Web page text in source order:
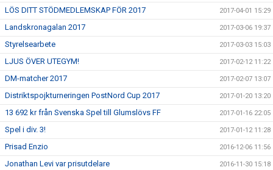
LÖS DITT STÖDMEDLEMSKAP FÖR 2017 2017-04-01 15:29
Landskronagalan 2017 2017-03-06 19:37
Styrelsearbete 2017-03-03 15:03
LJUS ÖVER UTEGYM! 2017-02-12 11:22
DM-matcher 2017 2017-02-07 13:07
Distriktspojkturneringen PostNord Cup 2017 2017-01-20 13:20
13 692 kr från Svenska Spel till Glumslövs FF 2017-01-16 22:05
Spel i div. 3! 2017-01-12 11:28
Prisad Enzio 2016-12-06 11:56
Jonathan Levi var prisutdelare 2016-11-30 15:18